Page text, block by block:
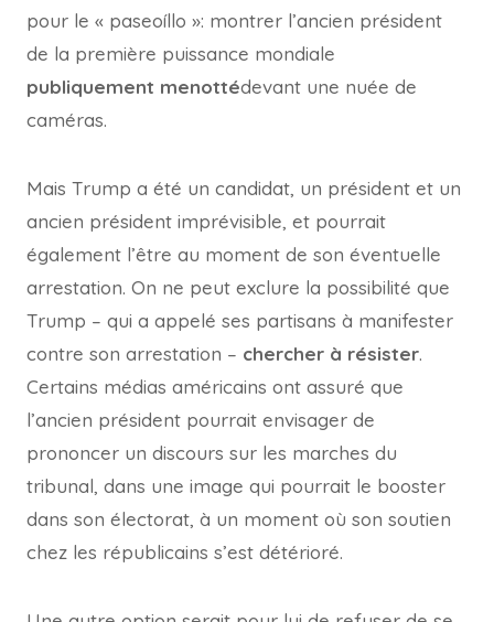
pour le « paseoíllo »: montrer l’ancien président
de la première puissance mondiale
publiquement menottédevant une nuée de
caméras.
Mais Trump a été un candidat, un président et un
ancien président imprévisible, et pourrait
également l’être au moment de son éventuelle
arrestation. On ne peut exclure la possibilité que
Trump – qui a appelé ses partisans à manifester
contre son arrestation – chercher à résister.
Certains médias américains ont assuré que
l’ancien président pourrait envisager de
prononcer un discours sur les marches du
tribunal, dans une image qui pourrait le booster
dans son électorat, à un moment où son soutien
chez les républicains s’est détérioré.